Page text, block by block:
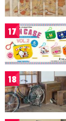
17
18